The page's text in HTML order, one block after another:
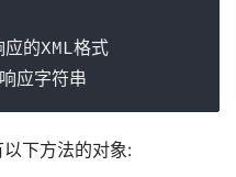
的XML格式
字符串
下方法的对象: